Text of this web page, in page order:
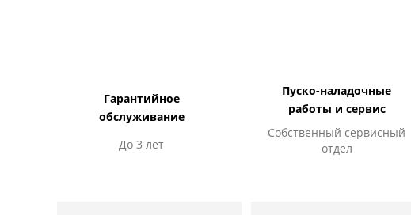
Гарантийное
обслуживание
До 3 лет
Пуско-наладочные
работы и сервис
Собственный сервисный
отдел